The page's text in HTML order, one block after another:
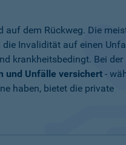
auf dem Rückweg. Die
die Invalidität auf einen
krankheitsbedingt. Bei der
und Unfälle versichert -
haben, bietet die private